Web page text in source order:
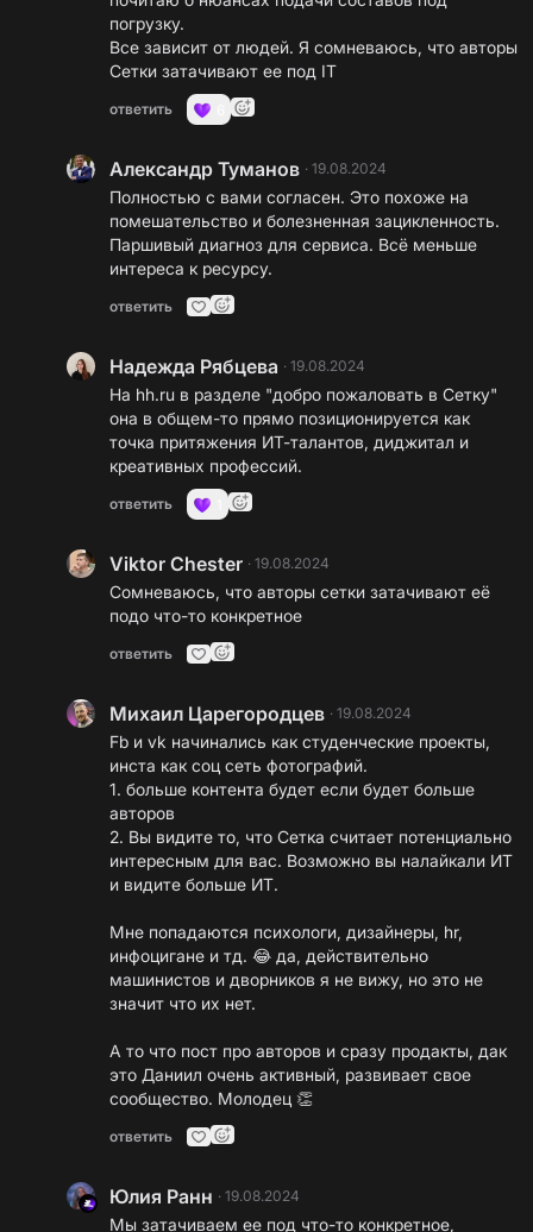
погрузку.
Все зависит от людей. Я сомневаюсь, что авторы
Сетки затачивают ее под IT
ответить
Александр Туманов · 19.08.2024
Полностью с вами согласен. Это похоже на
помешательство и болезненная зацикленность.
Паршивый диагноз для сервиса. Всё меньше
интереса к ресурсу.
ответить
Надежда Рябцева · 19.08.2024
На hh.ru в разделе "добро пожаловать в Сетку"
она в общем-то прямо позиционируется как
точка притяжения ИТ-талантов, диджитал и
креативных профессий.
ответить
Viktor Chester · 19.08.2024
Сомневаюсь, что авторы сетки затачивают её
подо что-то конкретное
ответить
Михаил Царегородцев · 19.08.2024
Fb и vk начинались как студенческие проекты,
инста как соц сеть фотографий.
1. больше контента будет если будет больше
авторов
2. Вы видите то, что Сетка считает потенциально
интересным для вас. Возможно вы налайкали ИТ
и видите больше ИТ.
Мне попадаются психологи, дизайнеры, hr,
инфоцигане и тд. 😂 да, действительно
машинистов и дворников я не вижу, но это не
значит что их нет.
А то что пост про авторов и сразу продакты, дак
это Даниил очень активный, развивает свое
сообщество. Молодец 👏
ответить
Юлия Ранн · 19.08.2024
Мы затачиваем ее под что-то конкретное,